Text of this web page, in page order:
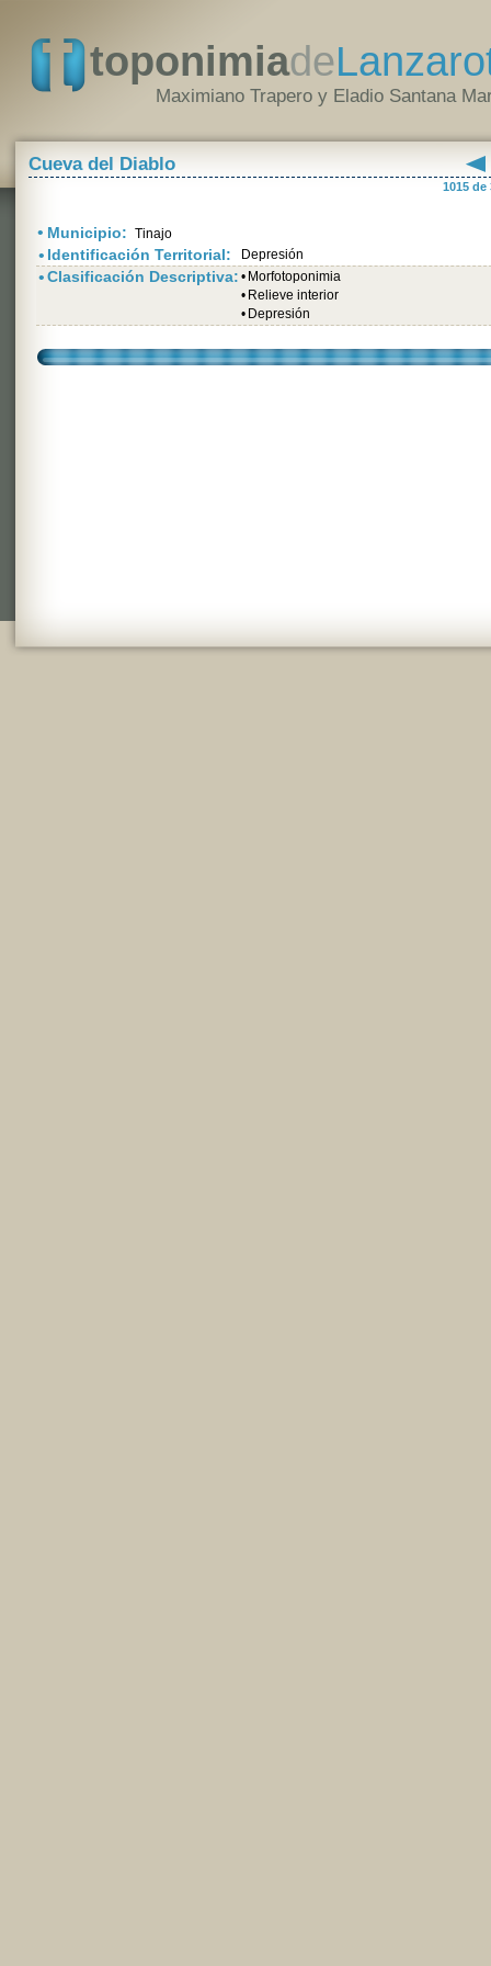
toponimiade
Maximiano Trapero y Eladio Santana
Cueva del Diablo
1015 de
• Municipio: Tinajo
• Identificación Territorial: Depresión
•Clasificación Descriptiva: • Morfotoponimia
• Relieve interior
• Depresión